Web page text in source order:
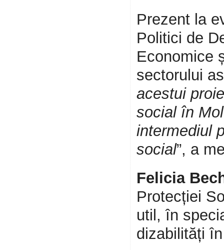
Prezent la
Politici de
Economice
sectorului
acestui
social în
intermediul
social”, a
Felicia
Protecției
util, în
dizabilități